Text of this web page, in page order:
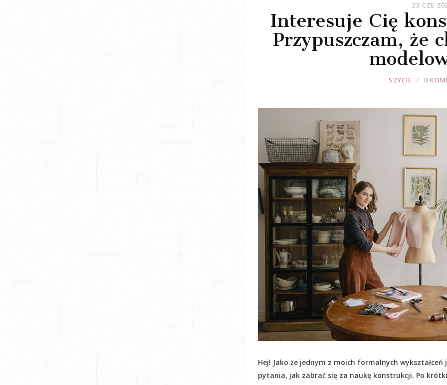
23 CZE
Interesuje Cię
Przypuszczam, że
JOULE
SZYCIE 0
Hej! Jako że jednym z moich formalnych
pytania, jak zabrać się za naukę konstrukcji. Po